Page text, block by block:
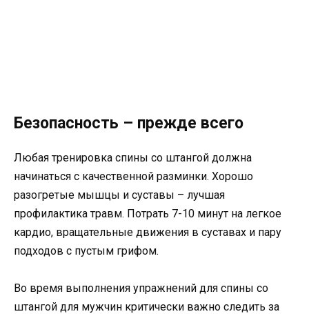
Безопасность – прежде всего
Любая тренировка спины со штангой должна
начинаться с качественной разминки. Хорошо
разогретые мышцы и суставы – лучшая
профилактика травм. Потрать 7-10 минут на легкое
кардио, вращательные движения в суставах и пару
подходов с пустым грифом.
Во время выполнения упражнений для спины со
штангой для мужчин критически важно следить за